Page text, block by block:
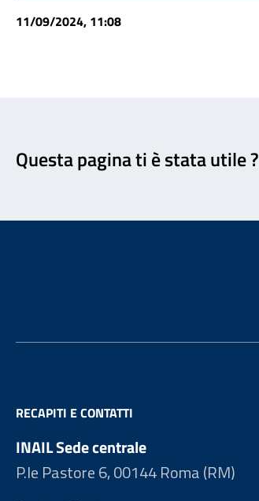
11/09/2024, 11:08
Questa pagina ti è stata utile ?
RECAPITI E CONTATTI
INAIL Sede centrale
P.le Pastore 6, 00144 Roma (RM)